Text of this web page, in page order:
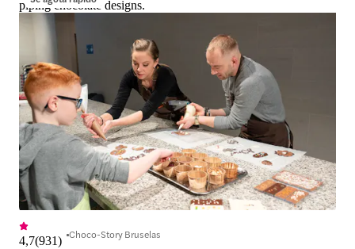
piping chocolate designs.
4,7(931) Choco-Story Bruselas